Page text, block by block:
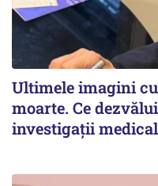
Ultimele imagini
moarte. Ce
investigații